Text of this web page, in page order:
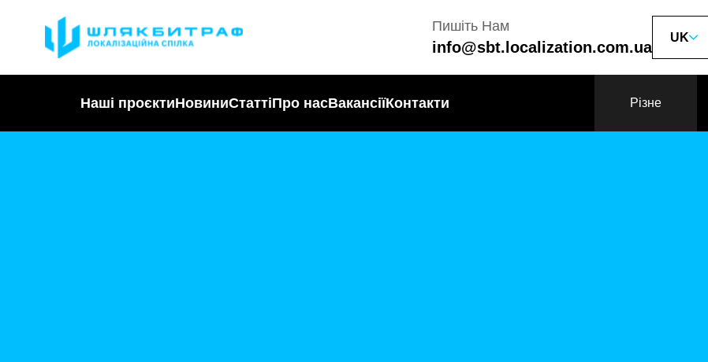
Пишіть Нам
info@sbt.localization.com.ua
UK
Наші проєктиНовиниСтаттіПро насВакансіїКонтакти Різне